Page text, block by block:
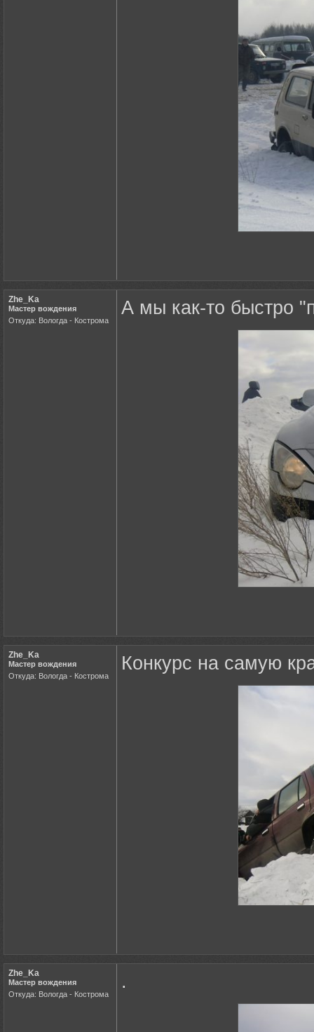
Zhe_Ka
Мастер вождения
Откуда: Вологда - Кострома
А мы как-то быстро
Zhe_Ka
Мастер вождения
Откуда: Вологда - Кострома
Конкурс на самую
Zhe_Ka
Мастер вождения
Откуда: Вологда - Кострома
.